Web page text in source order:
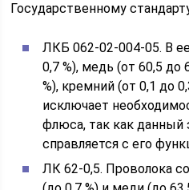
Государственному
ЛКБ 062-02-004-05. В
0,7 %), медь (от 60,5 до
%), кремний (от 0,1 до
исключает
флюса, так как данный
справляется с его
ЛК 62-0,5. Проволока